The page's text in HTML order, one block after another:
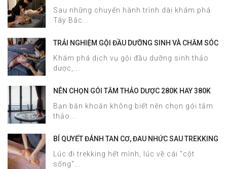
MASSAGE
Sau những chuyến hành trình dài khám phá
Tây Bắc...
TRẢI NGHIỆM GỘI ĐẦU DƯỠNG SINH VÀ CHĂM SÓC
DA MẶT TẠI HALOSA SPA & MASSAGE
Khám phá dịch vụ gội đầu dưỡng sinh thảo
dược,...
NÊN CHỌN GÓI TẮM THẢO DƯỢC 280K HAY 380K
TẠI HALOSA SPA & MASSAGE?
Bạn băn khoăn không biết nên chọn gói tắm
thảo...
BÍ QUYẾT ĐÁNH TAN CƠ, ĐAU NHỨC SAU TREKKING
SAPA CHỈ TRONG 60 PHÚT TẠI HALOSA SPA &
MASSAGE
Lúc đi trekking hết mình, lúc về cái "cột
sống"...